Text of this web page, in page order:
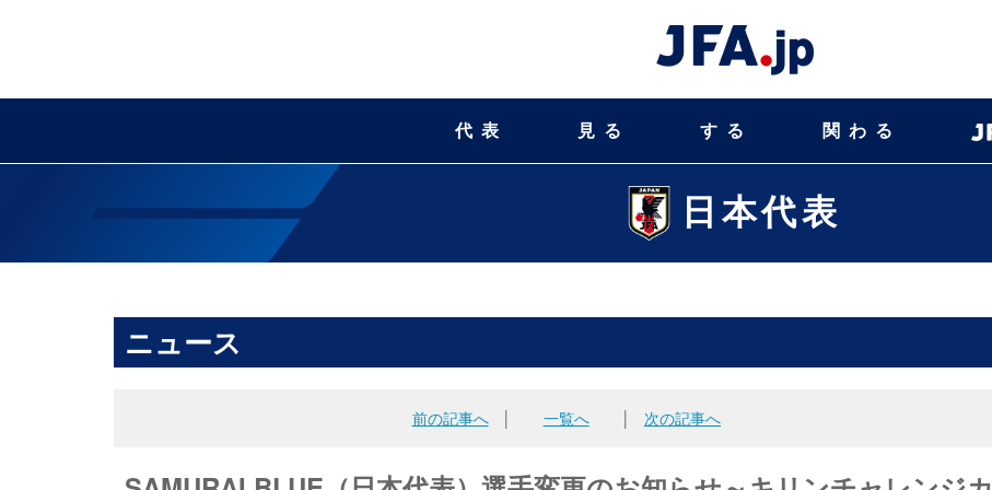
代表 見る する 関わる
日本代表
ニュース
前の記事へ│ 一覧へ 次の記事へ